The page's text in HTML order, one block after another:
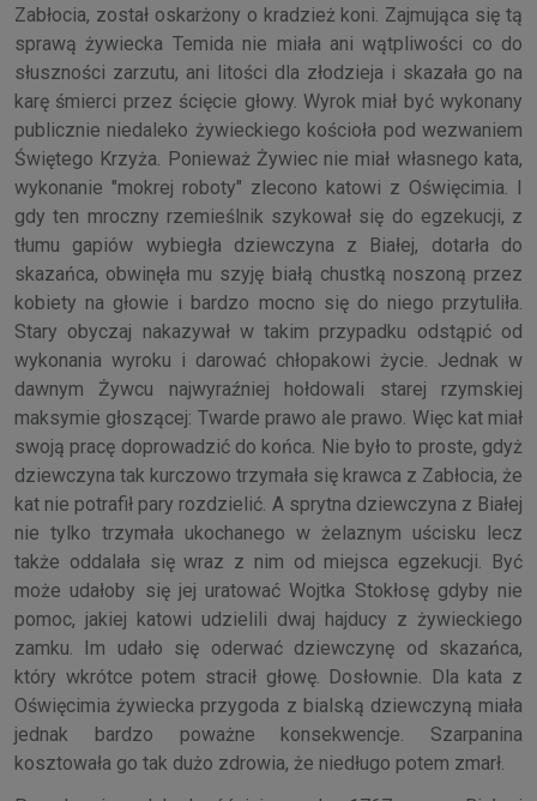
Zabłocia, został oskarżony o kradzież koni. Zajmująca się tą
sprawą żywiecka Temida nie miała ani wątpliwości co do
słuszności zarzutu, ani litości dla złodzieja i skazała go na
karę śmierci przez ścięcie głowy. Wyrok miał być wykonany
publicznie niedaleko żywieckiego kościoła pod wezwaniem
Świętego Krzyża. Ponieważ Żywiec nie miał własnego kata,
wykonanie "mokrej roboty" zlecono katowi z Oświęcimia. I
gdy ten mroczny rzemieślnik szykował się do egzekucji, z
tłumu gapiów wybiegła dziewczyna z Białej, dotarła do
skazańca, obwinęła mu szyję białą chustką noszoną przez
kobiety na głowie i bardzo mocno się do niego przytuliła.
Stary obyczaj nakazywał w takim przypadku odstąpić od
wykonania wyroku i darować chłopakowi życie. Jednak w
dawnym Żywcu najwyraźniej hołdowali starej rzymskiej
maksymie głoszącej: Twarde prawo ale prawo. Więc kat miał
swoją pracę doprowadzić do końca. Nie było to proste, gdyż
dziewczyna tak kurczowo trzymała się krawca z Zabłocia, że
kat nie potrafił pary rozdzielić. A sprytna dziewczyna z Białej
nie tylko trzymała ukochanego w żelaznym uścisku lecz
także oddalała się wraz z nim od miejsca egzekucji. Być
może udałoby się jej uratować Wojtka Stokłosę gdyby nie
pomoc, jakiej katowi udzielili dwaj hajducy z żywieckiego
zamku. Im udało się oderwać dziewczynę od skazańca,
który wkrótce potem stracił głowę. Dosłownie. Dla kata z
Oświęcimia żywiecka przygoda z bialską dziewczyną miała
jednak bardzo poważne konsekwencje. Szarpanina
kosztowała go tak dużo zdrowia, że niedługo potem zmarł.